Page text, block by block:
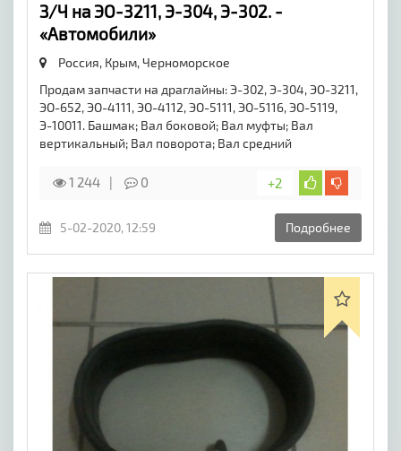
З/Ч на ЭО-3211, Э-304, Э-302. -
«Автомобили»
Россия, Крым,Черноморское
Продам запчасти на драглайны: Э-302, Э-304, ЭО-3211,
ЭО-652, ЭО-4111, ЭО-4112, ЭО-5111, ЭО-5116, ЭО-5119,
Э-10011. Башмак; Вал боковой; Вал муфты; Вал
вертикальный; Вал поворота; Вал средний
1 244 0 +2
5-02-2020, 12:59 Подробнее